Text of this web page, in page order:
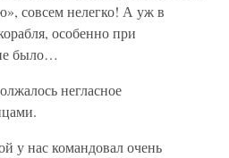
совсем нелегко! А уж в
особенно при
было…
негласное
у нас командовал очень